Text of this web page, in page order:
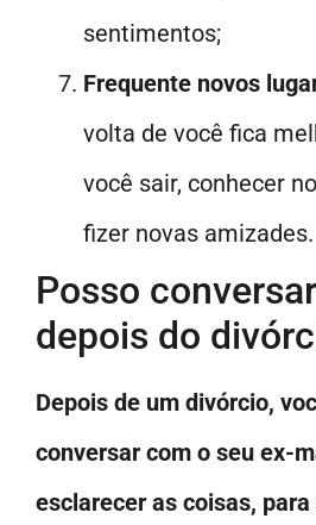
sentimentos;
Frequente novos
volta de você fica
você sair, conhecer
fizer novas amizades.
Posso
depois do
Depois de um divórcio,
conversar com o seu ex-
esclarecer as coisas,